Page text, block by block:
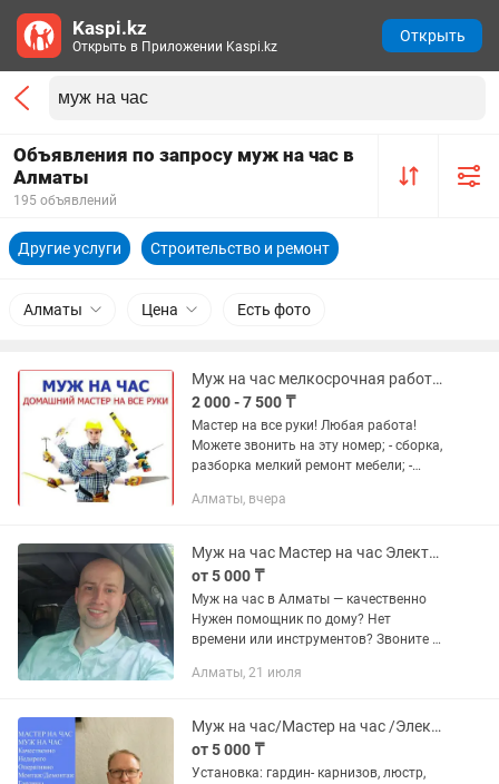
Объявления по запросу муж на час в
Алматы
195 объявлений
Другие услуги Строительство и ремонт
Алматы Цена Есть фото
Муж на час мелкосрочная работа плотник электрик сантехник установка!
2 000 - 7 500 ₸
Мастер на все руки! Любая работа!
Можете звонить на эту номер; - сборка,
разборка мелкий ремонт мебели; -
шкафы, картины, телевизоры, турники -
Алматы, вчера
Муж на час Мастер на час Электрик Сборка мебели Сантехник
от 5 000 ₸
Муж на час в Алматы — качественно
Нужен помощник по дому? Нет
времени или инструментов? Звоните —
бытовыми задачами! Выполняю:
Алматы, 21 июля
Муж на час/Мастер на час /Электрик / Сантехник / Сборка мебели
от 5 000 ₸
Установка: гардин- карнизов, люстр,
Kaspi.kz
Открыть в Приложении Kaspi.kz
Открыть